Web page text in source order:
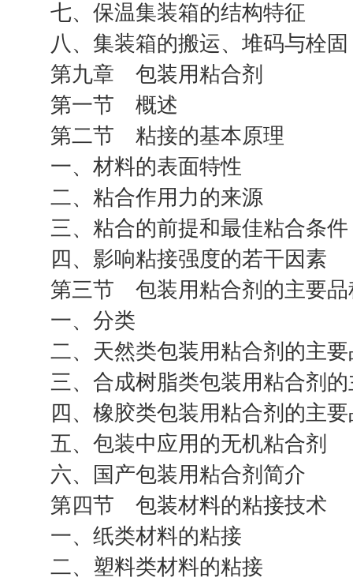
七、保温集装箱的结构特征
八、集装箱的搬运、堆码与栓固
第九章 包装用粘合剂
第一节 概述
第二节 粘接的基本原理
一、材料的表面特性
二、粘合作用力的来源
三、粘合的前提和最佳粘合条件
四、影响粘接强度的若干因素
第三节 包装用粘合剂的主要品
一、分类
二、天然类包装用粘合剂的主
三、合成树脂类包装用粘合剂
四、橡胶类包装用粘合剂的主
五、包装中应用的无机粘合剂
六、国产包装用粘合剂简介
第四节 包装材料的粘接技术
一、纸类材料的粘接
二、塑料类材料的粘接